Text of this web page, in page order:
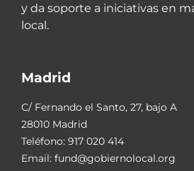
y da soporte a iniciativas en
local.
Madrid
C/ Fernando el Santo, 27, bajo A
28010 Madrid
Teléfono: 917 020 414
Email: fund@gobiernolocal.org